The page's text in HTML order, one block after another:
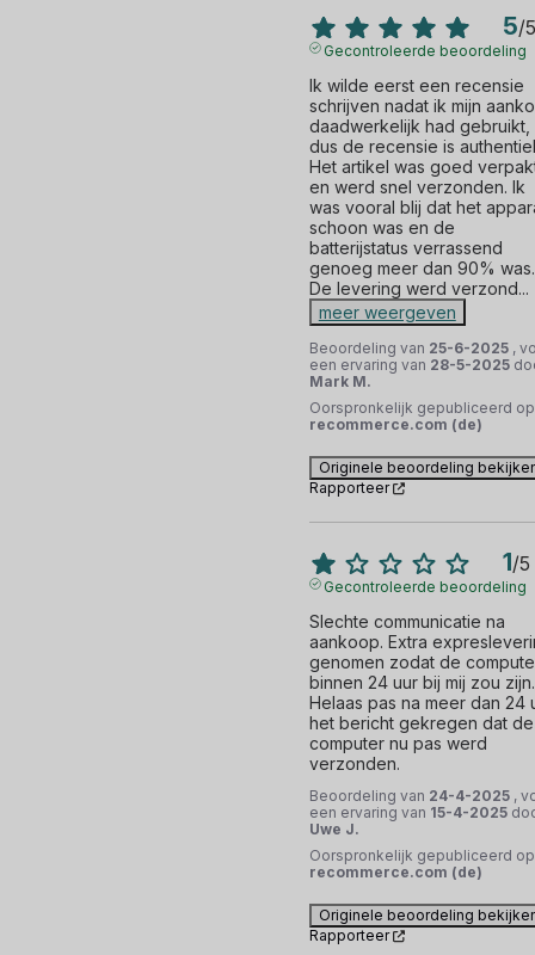
5/5
Gecontroleerde beoordeling
Ik wilde eerst een recensie
schrijven nadat ik mijn
daadwerkelijk had gebruikt,
dus de recensie is
Het artikel was goed
en werd snel verzonden. Ik
was vooral blij dat het
schoon was en de
batterijstatus verrassend
genoeg meer dan 90% was.
De levering werd verzond...
meer weergeven
Beoordeling van 25-6-2025 ,
een ervaring van 28-5-2025
Mark M.
Oorspronkelijk gepubliceerd op
recommerce.com (de)
Originele beoordeling
Rapporteer
1/5
Gecontroleerde beoordeling
Slechte communicatie na
aankoop. Extra
genomen zodat de
binnen 24 uur bij mij zou zijn.
Helaas pas na meer dan 24
het bericht gekregen dat de
computer nu pas werd
verzonden.
Beoordeling van 24-4-2025 ,
een ervaring van 15-4-2025
Uwe J.
Oorspronkelijk gepubliceerd op
recommerce.com (de)
Originele beoordeling
Rapporteer